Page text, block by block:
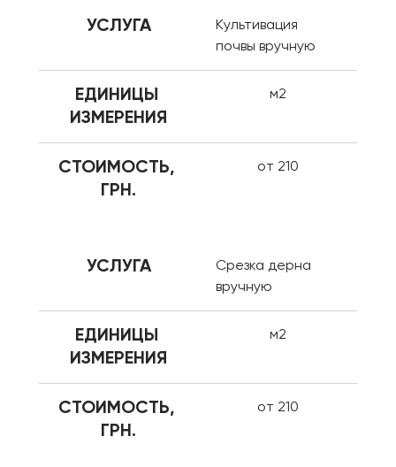
УСЛУГА
Культивация
почвы вручную
ЕДИНИЦЫ
ИЗМЕРЕНИЯ
м2
СТОИМОСТЬ,
ГРН.
от 210
УСЛУГА
Срезка дерна
вручную
ЕДИНИЦЫ
ИЗМЕРЕНИЯ
м2
СТОИМОСТЬ,
ГРН.
от 210